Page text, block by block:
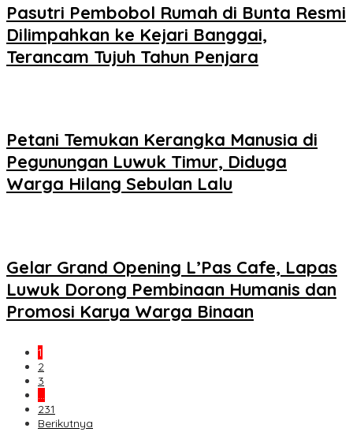
Pasutri Pembobol Rumah di Bunta Resmi
Dilimpahkan ke Kejari Banggai,
Terancam Tujuh Tahun Penjara
Petani Temukan Kerangka Manusia di
Pegunungan Luwuk Timur, Diduga
Warga Hilang Sebulan Lalu
Gelar Grand Opening L’Pas Cafe, Lapas
Luwuk Dorong Pembinaan Humanis dan
Promosi Karya Warga Binaan
1
2
3
…
231
Berikutnya